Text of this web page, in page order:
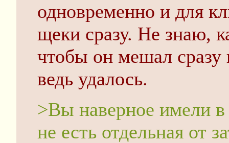
одновременно и для
щеки сразу. Не знаю,
чтобы он мешал сразу
ведь удалось.
>Вы наверное имели в
не есть отдельная от